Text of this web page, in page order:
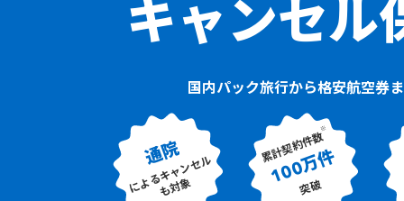
キャンセル
国内パック旅行から格安航空券
通院
によるキャンセル
も対象
累計契約件数
※
100万件
突破